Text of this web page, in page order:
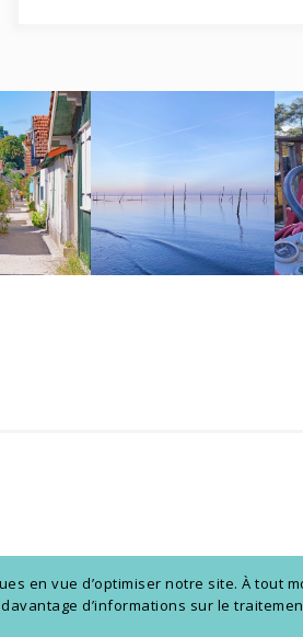
en vue d’optimiser notre site. À tout
d’informations sur le